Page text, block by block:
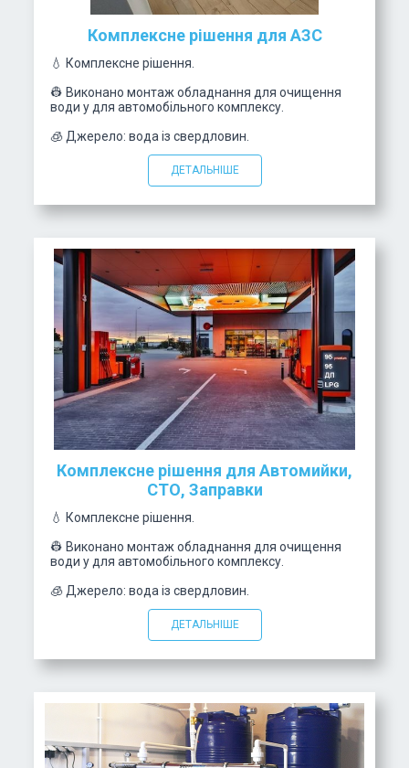
Комплексне рішення для АЗС
💧 Комплексне рішення.
👷 Виконано монтаж обладнання для очищення
води у для автомобільного комплексу.
🧊 Джерело: вода із свердловин.
ДЕТАЛЬНІШЕ
Комплексне рішення для Автомийки,
СТО, Заправки
💧 Комплексне рішення.
👷 Виконано монтаж обладнання для очищення
води у для автомобільного комплексу.
🧊 Джерело: вода із свердловин.
ДЕТАЛЬНІШЕ